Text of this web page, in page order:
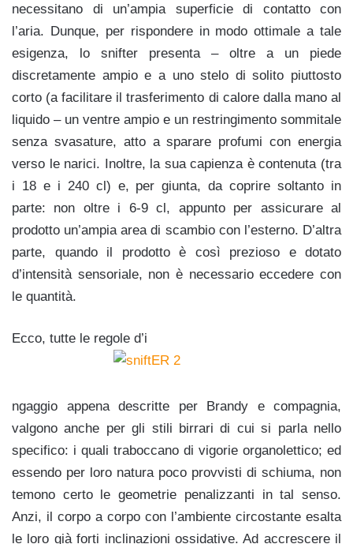
necessitano di un’ampia superficie di contatto con
l’aria. Dunque, per rispondere in modo ottimale a tale
esigenza, lo snifter presenta – oltre a un piede
discretamente ampio e a uno stelo di solito piuttosto
corto (a facilitare il trasferimento di calore dalla mano al
liquido – un ventre ampio e un restringimento sommitale
senza svasature, atto a sparare profumi con energia
verso le narici. Inoltre, la sua capienza è contenuta (tra
i 18 e i 240 cl) e, per giunta, da coprire soltanto in
parte: non oltre i 6-9 cl, appunto per assicurare al
prodotto un’ampia area di scambio con l’esterno. D’altra
parte, quando il prodotto è così prezioso e dotato
d’intensità sensoriale, non è necessario eccedere con
le quantità.
Ecco, tutte le regole d’i
ngaggio appena descritte per Brandy e compagnia,
valgono anche per gli stili birrari di cui si parla nello
specifico: i quali traboccano di vigorie organolettico; ed
essendo per loro natura poco provvisti di schiuma, non
temono certo le geometrie penalizzanti in tal senso.
Anzi, il corpo a corpo con l’ambiente circostante esalta
le loro già forti inclinazioni ossidative. Ad accrescere il